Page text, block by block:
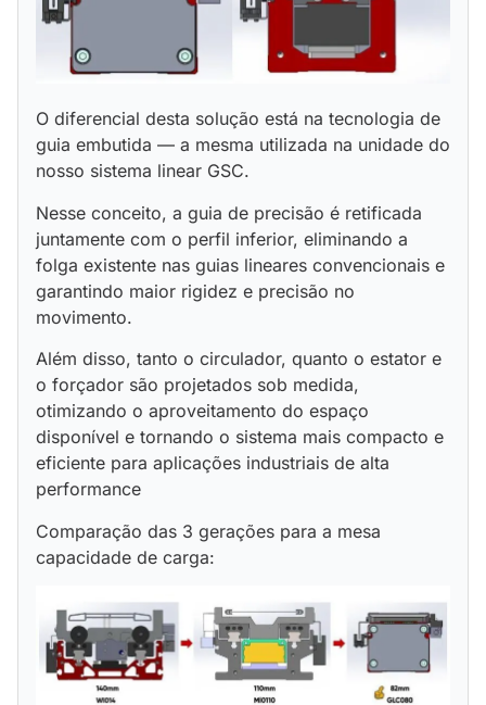
O diferencial desta solução está na tecnologia de
guia embutida — a mesma utilizada na unidade do
nosso sistema linear GSC.
Nesse conceito, a guia de precisão é retificada
juntamente com o perfil inferior, eliminando a
folga existente nas guias lineares convencionais e
garantindo maior rigidez e precisão no
movimento.
Além disso, tanto o circulador, quanto o estator e
o forçador são projetados sob medida,
otimizando o aproveitamento do espaço
disponível e tornando o sistema mais compacto e
eficiente para aplicações industriais de alta
performance
Comparação das 3 gerações para a mesa
capacidade de carga: